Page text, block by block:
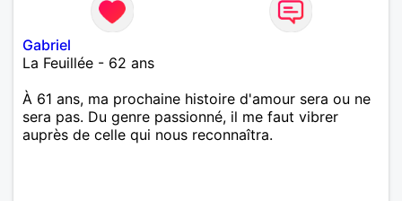
Gabriel
La Feuillée - 62 ans
À 61 ans, ma prochaine histoire d'amour sera ou ne
sera pas. Du genre passionné, il me faut vibrer
auprès de celle qui nous reconnaîtra.